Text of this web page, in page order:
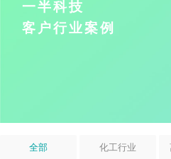
一半科技
客户行业案例
全部 化工行业